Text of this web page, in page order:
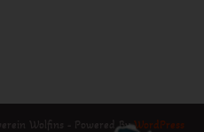
Wolfins - Powered ByWordPress